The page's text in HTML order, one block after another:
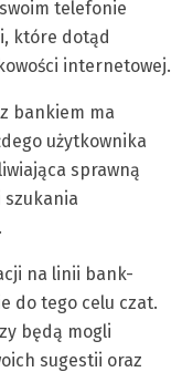
telefonie
które dotąd
internetowej.
bankiem ma
użytkownika
sprawną
na linii bank-
do tego celu czat.
będą mogli
sugestii oraz